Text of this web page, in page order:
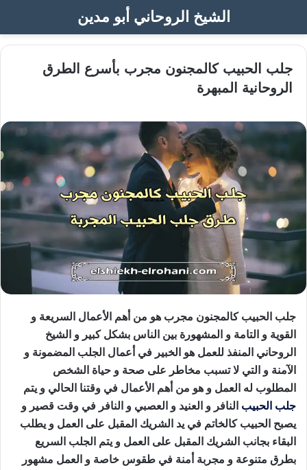
الشيخ الروحاني أبو مدين
جلب الحبيب كالمجنون مجرب بأسرع الطرق
الروحانية المبهرة
جلب الحبيب كالمجنون مجرب هو من أهم الأعمال السريعة و
القوية و التامة و المشهورة بين الناس بشكل كبير و الشيخ
الروحاني المنفذ للعمل هو الخبير في أعمال الجلب المضمونة و
الآمنة و التي لا تسبب مخاطر على صحة و حياة الشخص
المطلوب له العمل و هو من أهم الأعمال في وقتنا الحالي و يتم
جلب الحبيب النافر و العنيد و العصبي و النافر في وقت قصير و
يصبح الحبيب كالخاتم في يد الشريك المقبل على العمل و يطلب
البقاء بجانب الشريك المقبل على العمل و يتم الجلب السريع
بطرق متنوعة و مجربة أمنة في طقوس خاصة و العمل مشهور